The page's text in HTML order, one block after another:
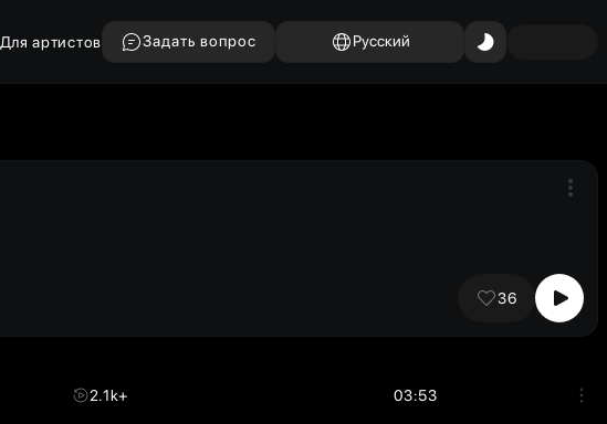
Для артистов Задать вопрос Русский
36
2.1k+ 03:53